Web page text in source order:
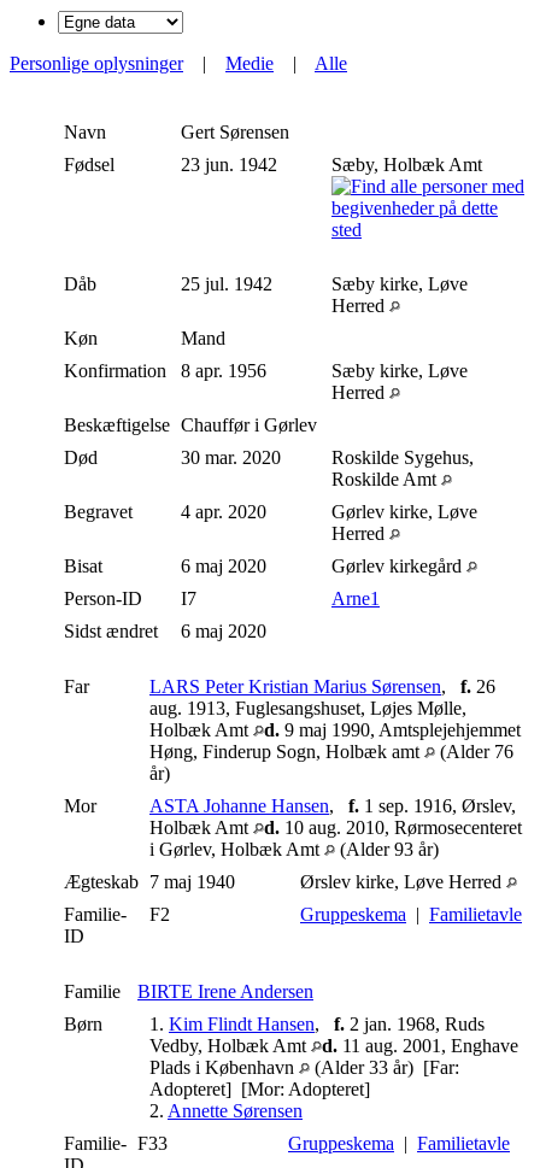
Personlige oplysninger| Medie | Alle
Navn Gert Sørensen
Fødsel
23 jun. 1942 Sæby, Holbæk Amt
Dåb 25 jul. 1942
Sæby kirke, Løve
Herred
Køn
Mand
Konfirmation
8 apr. 1956
Sæby kirke, Løve
Herred
Beskæftigelse Chauffør i Gørlev
Død
30 mar. 2020
Roskilde Sygehus,
Roskilde Amt
Begravet
4 apr. 2020
Gørlev kirke, Løve
Herred
Bisat
6 maj 2020
Gørlev kirkegård
Person-ID
I7
Arne1
Sidst ændret
6 maj 2020
Far LARS Peter Kristian Marius Sørensen, f. 26
aug. 1913, Fuglesangshuset, Løjes Mølle,
Holbæk Amt
d. 9 maj 1990, Amtsplejehjemmet
Høng, Finderup Sogn, Holbæk amt
(Alder 76
år)
Mor
ASTA Johanne Hansen, f. 1 sep. 1916, Ørslev,
Holbæk Amt
d. 10 aug. 2010, Rørmosecenteret
i Gørlev, Holbæk Amt
(Alder 93 år)
Ægteskab 7 maj 1940
Ørslev kirke, Løve Herred
Familie-
ID
F2 Gruppeskema | Familietavle
Familie
BIRTE Irene Andersen
Børn
1. Kim Flindt Hansen, f. 2 jan. 1968, Ruds
Vedby, Holbæk Amt
d. 11 aug. 2001, Enghave
Plads i København
(Alder 33 år) [Far:
Adopteret] [Mor: Adopteret]
2. Annette Sørensen
Familie- F33 Gruppeskema | Familietavle